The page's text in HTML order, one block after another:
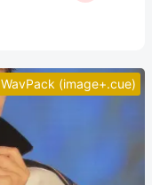
WavPack (image+.cue)